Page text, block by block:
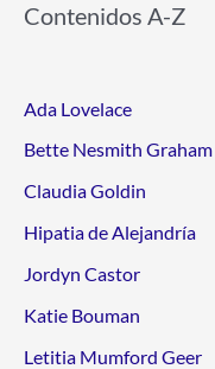
Contenidos A-Z
Ada Lovelace
Bette Nesmith Graham
Claudia Goldin
Hipatia de Alejandría
Jordyn Castor
Katie Bouman
Letitia Mumford Geer